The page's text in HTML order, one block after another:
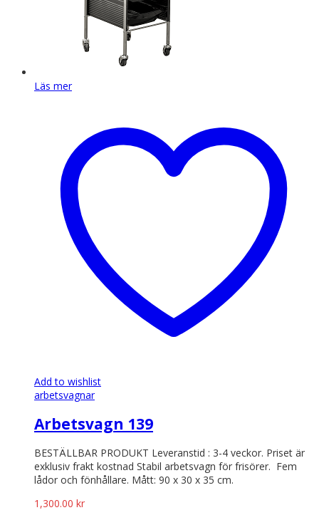
Läs mer
Add to wishlist
arbetsvagnar
Arbetsvagn 139
BESTÄLLBAR PRODUKT Leveranstid : 3-4 veckor. Priset är
exklusiv frakt kostnad Stabil arbetsvagn för frisörer. Fem
lådor och fönhållare. Mått: 90 x 30 x 35 cm.
1,300.00 kr